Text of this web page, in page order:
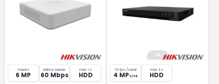
maxim
6 MP
latime banda
60 Mbps
max 1 x
HDD
15 fps /canal
4 MP Lite
max 2 x
HDD